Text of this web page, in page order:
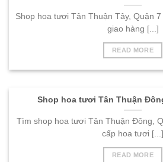
Shop hoa tươi Tân Thuận Tây, Quận
giao hàng [...]
READ MORE
Shop hoa tươi Tân Thuận
Tìm shop hoa tươi Tân Thuận Đông,
cấp hoa tươi [...]
READ MORE